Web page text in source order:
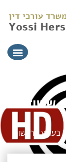
ששודר
בערוץ הראשון